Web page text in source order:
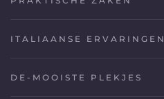
ITALIAANSE ERVARINGEN
DE-MOOISTE PLEKJES